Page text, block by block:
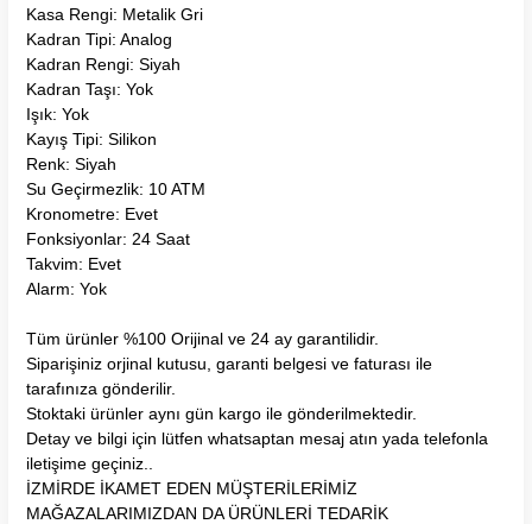
Kasa Rengi: Metalik Gri
Kadran Tipi: Analog
Kadran Rengi: Siyah
Kadran Taşı: Yok
Işık: Yok
Kayış Tipi: Silikon
Renk: Siyah
Su Geçirmezlik: 10 ATM
Kronometre: Evet
Fonksiyonlar: 24 Saat
Takvim: Evet
Alarm: Yok
Tüm ürünler %100 Orijinal ve 24 ay garantilidir.
Siparişiniz orjinal kutusu, garanti belgesi ve faturası ile
tarafınıza gönderilir.
Stoktaki ürünler aynı gün kargo ile gönderilmektedir.
Detay ve bilgi için lütfen whatsaptan mesaj atın yada telefonla
iletişime geçiniz..
İZMİRDE İKAMET EDEN MÜŞTERİLERİMİZ
MAĞAZALARIMIZDAN DA ÜRÜNLERİ TEDARİK